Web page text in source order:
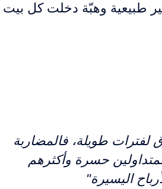
طبيعية وهبّة دخلت كل بيت
طويلة، فالمضاربة
حسرة وأكثرهم
اليسيرة"